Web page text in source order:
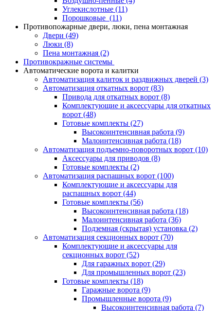
Углекислотные (11)
Порошковые (11)
Противопожарные двери, люки, пена монтажная
Двери (49)
Люки (8)
Пена монтажная (2)
Противокражные системы
Автоматические ворота и калитки
Автоматизация калиток и раздвижных дверей (3)
Автоматизация откатных ворот (83)
Привода для откатных ворот (8)
Комплектующие и аксессуары для откатных
ворот (48)
Готовые комплекты (27)
Высокоинтенсивная работа (9)
Малоинтенсивная работа (18)
Автоматизация подъемно-поворотных ворот (10)
Аксессуары для приводов (8)
Готовые комплекты (2)
Автоматизация распашных ворот (100)
Комплектующие и аксессуары для
распашных ворот (44)
Готовые комплекты (56)
Высокоинтенсивная работа (18)
Малоинтенсивная работа (36)
Подземная (скрытая) установка (2)
Автоматизация секционных ворот (70)
Комплектующие и аксессуары для
секционных ворот (52)
Для гаражных ворот (29)
Для промышленных ворот (23)
Готовые комплекты (18)
Гаражные ворота (9)
Промышленные ворота (9)
Высокоинтенсивная работа (7)